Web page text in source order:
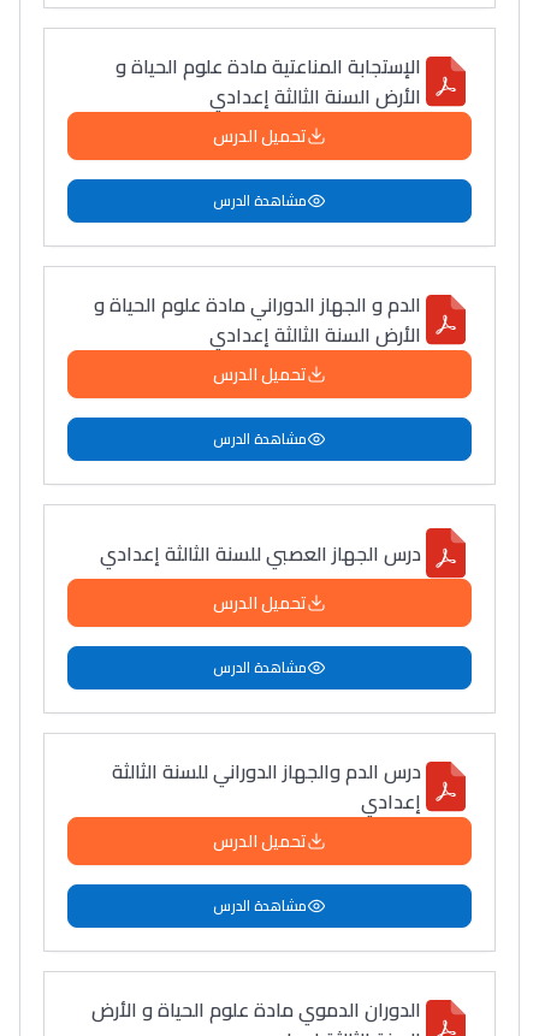
الإستجابة المناعتية مادة علوم الحياة و
الأرض السنة الثالثة إعدادي
تحميل الدرس
مشاهدة الدرس
الدم و الجهاز الدوراني مادة علوم الحياة و
الأرض السنة الثالثة إعدادي
تحميل الدرس
مشاهدة الدرس
درس الجهاز العصبي للسنة الثالثة إعدادي
تحميل الدرس
مشاهدة الدرس
درس الدم والجهاز الدوراني للسنة الثالثة
إعدادي
تحميل الدرس
مشاهدة الدرس
الدوران الدموي مادة علوم الحياة و الأرض